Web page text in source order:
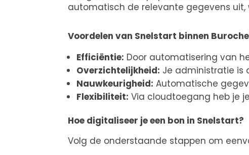
automatisch de relevante gegevens
Voordelen van Snelstart binnen
Efficiëntie: Door automatisering van
Overzichtelijkheid: Je administratie is
Nauwkeurigheid: Automatische
Flexibiliteit: Via cloudtoegang heb je
Hoe digitaliseer je een bon in Snelstart?
Volg de onderstaande stappen om